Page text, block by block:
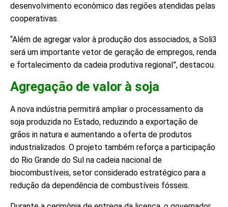
desenvolvimento econômico das regiões atendidas pelas
cooperativas.
“Além de agregar valor à produção dos associados, a Soli3
será um importante vetor de geração de empregos, renda
e fortalecimento da cadeia produtiva regional”, destacou.
Agregação de valor à soja
A nova indústria permitirá ampliar o processamento da
soja produzida no Estado, reduzindo a exportação de
grãos in natura e aumentando a oferta de produtos
industrializados. O projeto também reforça a participação
do Rio Grande do Sul na cadeia nacional de
biocombustíveis, setor considerado estratégico para a
redução da dependência de combustíveis fósseis.